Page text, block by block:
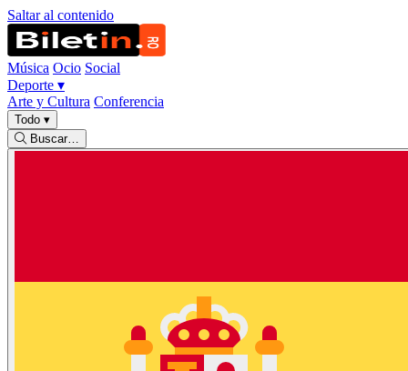
Saltar al contenido
Música Ocio Social
Deporte ▾
Arte y Cultura Conferencia
Todo ▾
Buscar…